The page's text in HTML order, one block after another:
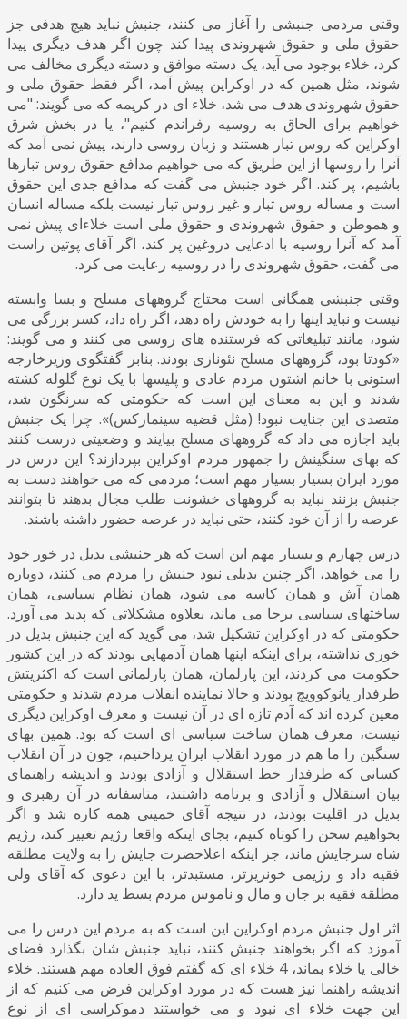
وقتی مردمی جنبشی را آغاز می کنند، جنبش نباید هیچ هدفی جز
حقوق ملی و حقوق شهروندی پیدا کند چون اگر هدف دیگری پیدا
کرد، خلاء بوجود می آید، یک دسته موافق و دسته دیگری مخالف می
شوند، مثل همین که در اوکراین پیش آمد، اگر فقط حقوق ملی و
حقوق شهروندی هدف می شد، خلاء ای در کریمه که می گویند: "می
خواهیم برای الحاق به روسیه رفراندم کنیم"، یا در بخش شرق
اوکراین که روس تبار هستند و زبان روسی دارند، پیش نمی آمد که
آنرا را روسها از این طریق که می خواهیم مدافع حقوق روس تبارها
باشیم، پر کند. اگر خود جنبش می گفت که مدافع جدی این حقوق
است و مساله روس تبار و غیر روس تبار نیست بلکه مساله انسان
و هموطن و حقوق شهروندی و حقوق ملی است خلاءای پیش نمی
آمد که آنرا روسیه با ادعایی دروغین پر کند، اگر آقای پوتین راست
می گفت، حقوق شهروندی را در روسیه رعایت می کرد.
وقتی جنبشی همگانی است محتاج گروههای مسلح و بسا وابسته
نیست و نباید اینها را به خودش راه دهد، اگر راه داد، کسر بزرگی می
شود، مانند تبلیغاتی که فرستنده های روسی می کنند و می گویند:
«کودتا بود، گروههای مسلح نئونازی بودند. بنابر گفتگوی وزیرخارجه
استونی با خانم اشتون مردم عادی و پلیسها با یک نوع گلوله کشته
شدند و این به معنای این است که حکومتی که سرنگون شد،
متصدی این جنایت نبود! (مثل قضیه سینمارکس)». چرا یک جنبش
باید اجازه می داد که گروههای مسلح بیایند و وضعیتی درست کنند
که بهای سنگینش را جمهور مردم اوکراین بپردازند؟ این درس در
مورد ایران بسیار بسیار مهم است؛ مردمی که می خواهند دست به
جنبش بزنند نباید به گروههای خشونت طلب مجال بدهند تا بتوانند
عرصه را از آن خود کنند، حتی نباید در عرصه حضور داشته باشند.
درس چهارم و بسیار مهم این است که هر جنبشی بدیل در خور خود
را می خواهد، اگر چنین بدیلی نبود جنبش را مردم می کنند، دوباره
همان آش و همان کاسه می شود، همان نظام سیاسی، همان
ساختهای سیاسی برجا می ماند، بعلاوه مشکلاتی که پدید می آورد.
حکومتی که در اوکراین تشکیل شد، می گوید که این جنبش بدیل در
خوری نداشته، برای اینکه اینها همان آدمهایی بودند که در این کشور
حکومت می کردند، این پارلمان، همان پارلمانی است که اکثریتش
طرفدار یانوکوویچ بودند و حالا نماینده انقلاب مردم شدند و حکومتی
معین کرده اند که آدم تازه ای در آن نیست و معرف اوکراین دیگری
نیست، معرف همان ساخت سیاسی ای است که بود. همین بهای
سنگین را ما هم در مورد انقلاب ایران پرداختیم، چون در آن انقلاب
کسانی که طرفدار خط استقلال و آزادی بودند و اندیشه راهنمای
بیان استقلال و آزادی و برنامه داشتند، متاسفانه در آن رهبری و
بدیل در اقلیت بودند، در نتیجه آقای خمینی همه کاره شد و اگر
بخواهیم سخن را کوتاه کنیم، بجای اینکه واقعا رژیم تغییر کند، رژیم
شاه سرجایش ماند، جز اینکه اعلاحضرت جایش را به ولایت مطلقه
فقیه داد و رژیمی خونریزتر، مستبدتر، با این دعوی که آقای ولی
مطلقه فقیه بر جان و مال و ناموس مردم بسط ید دارد.
اثر اول جنبش مردم اوکراین این است که به مردم این درس را می
آموزد که اگر بخواهند جنبش کنند، نباید جنبش شان بگذارد فضای
خالی یا خلاء بماند، 4 خلاء ای که گفتم فوق العاده مهم هستند. خلاء
اندیشه راهنما نیز هست که در مورد اوکراین فرض می کنیم که از
این جهت خلاء ای نبود و می خواستند دموکراسی ای از نوع